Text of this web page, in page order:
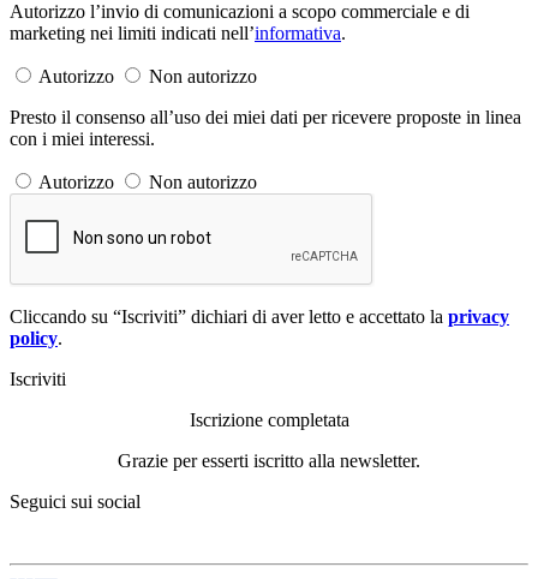
Autorizzo l’invio di comunicazioni a scopo commerciale e di
marketing nei limiti indicati nell’informativa.
Autorizzo
Non autorizzo
Presto il consenso all’uso dei miei dati per ricevere proposte in linea
con i miei interessi.
Autorizzo Non autorizzo
Cliccando su “Iscriviti” dichiari di aver letto e accettato la privacy
policy.
Iscriviti
Iscrizione completata
Grazie per esserti iscritto alla newsletter.
Seguici sui social